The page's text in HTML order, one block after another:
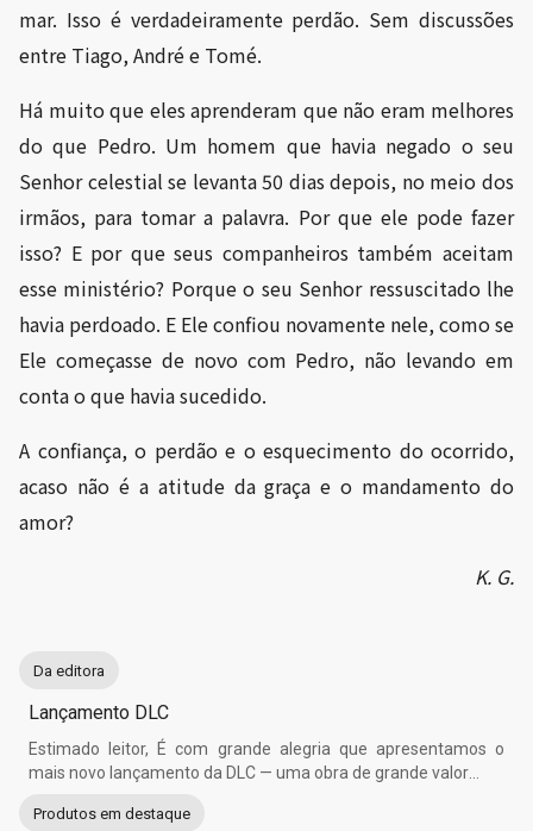
mar. Isso é verdadeiramente perdão. Sem discussões
entre Tiago, André e Tomé.
Há muito que eles aprenderam que não eram melhores
do que Pedro. Um homem que havia negado o seu
Senhor celestial se levanta 50 dias depois, no meio dos
irmãos, para tomar a palavra. Por que ele pode fazer
isso? E por que seus companheiros também aceitam
esse ministério? Porque o seu Senhor ressuscitado lhe
havia perdoado. E Ele confiou novamente nele, como se
Ele começasse de novo com Pedro, não levando em
conta o que havia sucedido.
A confiança, o perdão e o esquecimento do ocorrido,
acaso não é a atitude da graça e o mandamento do
amor?
K. G.
Da editora
Lançamento DLC
Estimado leitor, É com grande alegria que apresentamos o
mais novo lançamento da DLC — uma obra de grande valor...
Produtos em destaque